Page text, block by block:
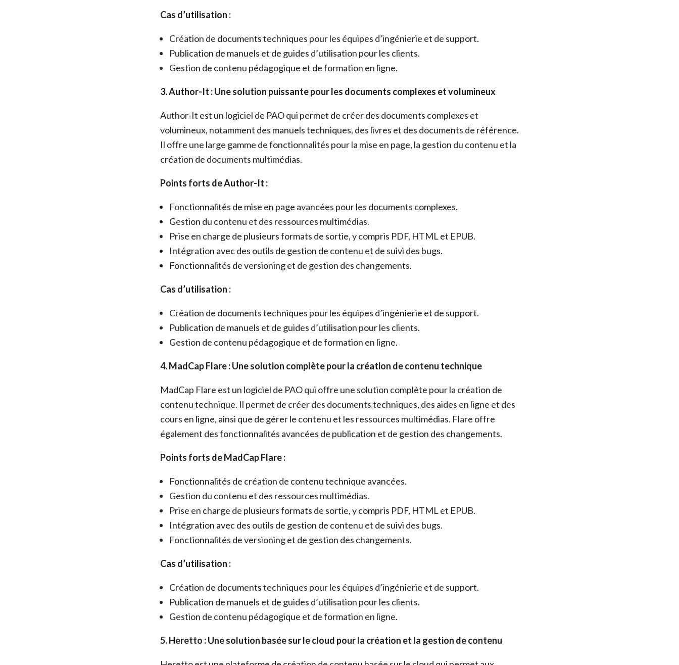
Cas d’utilisation :
Création de documents techniques pour les équipes d’ingénierie et de support.
Publication de manuels et de guides d’utilisation pour les clients.
Gestion de contenu pédagogique et de formation en ligne.
3. Author-It : Une solution puissante pour les documents complexes et volumineux
Author-It est un logiciel de PAO qui permet de créer des documents complexes et
volumineux, notamment des manuels techniques, des livres et des documents de référence.
Il offre une large gamme de fonctionnalités pour la mise en page, la gestion du contenu et la
création de documents multimédias.
Points forts de Author-It :
Fonctionnalités de mise en page avancées pour les documents complexes.
Gestion du contenu et des ressources multimédias.
Prise en charge de plusieurs formats de sortie, y compris PDF, HTML et EPUB.
Intégration avec des outils de gestion de contenu et de suivi des bugs.
Fonctionnalités de versioning et de gestion des changements.
Cas d’utilisation :
Création de documents techniques pour les équipes d’ingénierie et de support.
Publication de manuels et de guides d’utilisation pour les clients.
Gestion de contenu pédagogique et de formation en ligne.
4. MadCap Flare : Une solution complète pour la création de contenu technique
MadCap Flare est un logiciel de PAO qui offre une solution complète pour la création de
contenu technique. Il permet de créer des documents techniques, des aides en ligne et des
cours en ligne, ainsi que de gérer le contenu et les ressources multimédias. Flare offre
également des fonctionnalités avancées de publication et de gestion des changements.
Points forts de MadCap Flare :
Fonctionnalités de création de contenu technique avancées.
Gestion du contenu et des ressources multimédias.
Prise en charge de plusieurs formats de sortie, y compris PDF, HTML et EPUB.
Intégration avec des outils de gestion de contenu et de suivi des bugs.
Fonctionnalités de versioning et de gestion des changements.
Cas d’utilisation :
Création de documents techniques pour les équipes d’ingénierie et de support.
Publication de manuels et de guides d’utilisation pour les clients.
Gestion de contenu pédagogique et de formation en ligne.
5. Heretto : Une solution basée sur le cloud pour la création et la gestion de contenu